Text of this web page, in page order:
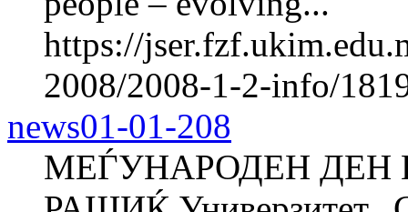
https://
2008/2008-1-2-info/
news01-01-208
МЕЃУНАРОДЕН ДЕН